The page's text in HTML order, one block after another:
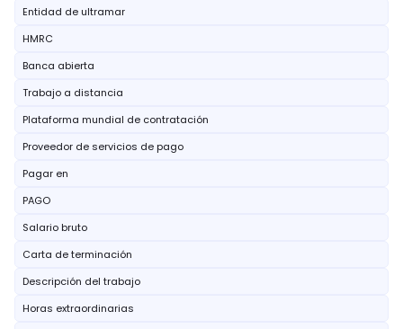
Entidad de ultramar
HMRC
Banca abierta
Trabajo a distancia
Plataforma mundial de contratación
Proveedor de servicios de pago
Pagar en
PAGO
Salario bruto
Carta de terminación
Descripción del trabajo
Horas extraordinarias